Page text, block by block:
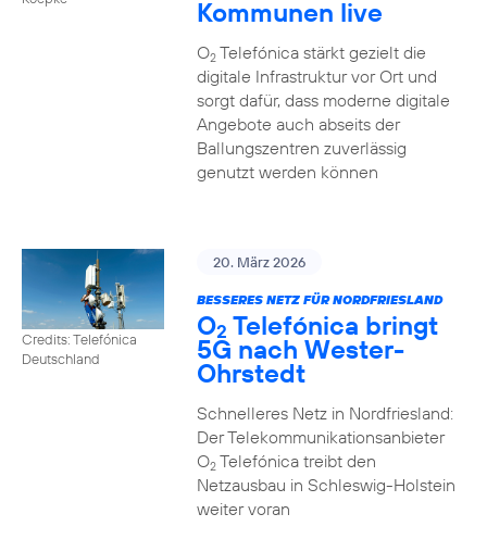
Kommunen live
O2Telefónica stärkt gezielt die
digitale Infrastruktur vor Ort und
sorgt dafür, dass moderne digitale
Angebote auch abseits der
Ballungszentren zuverlässig
genutzt werden können
Credits: Telefónica
Deutschland
20. März 2026
BESSERES NETZ FÜR NORDFRIESLAND
O2 Telefónica bringt
5G nach Wester-
Ohrstedt
Schnelleres Netz in Nordfriesland:
Der Telekommunikationsanbieter
O2Telefónica treibt den
Netzausbau in Schleswig-Holstein
weiter voran